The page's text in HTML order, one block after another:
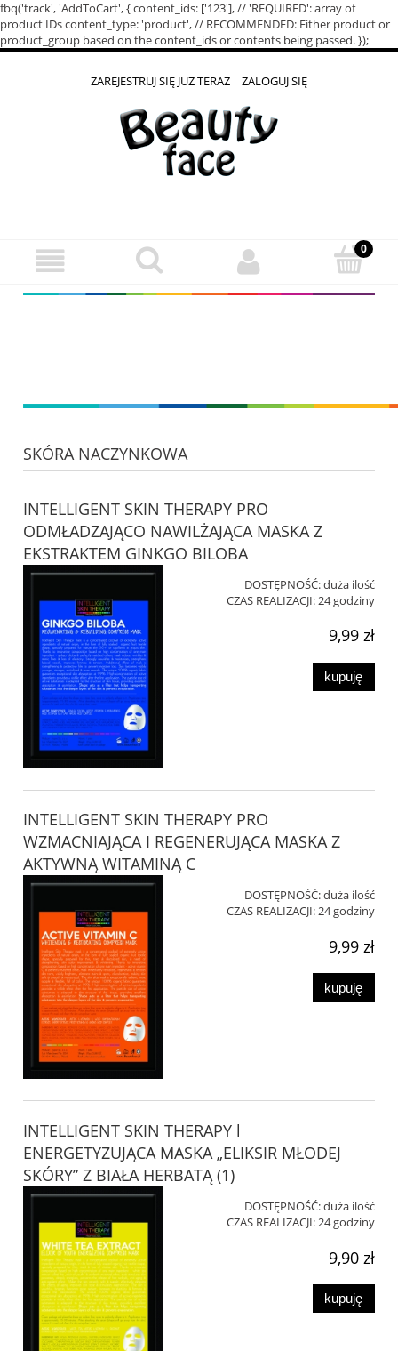
fbq('track', 'AddToCart', { content_ids: ['123'], // 'REQUIRED': array of
product IDs content_type: 'product', // RECOMMENDED: Either product or
product_group based on the content_ids or contents being passed. });
ZAREJESTRUJ SIĘ JUŻ TERAZ ZALOGUJ SIĘ
SKÓRA NACZYNKOWA
INTELLIGENT SKIN THERAPY PRO
ODMŁADZAJĄCO NAWILŻAJĄCA MASKA Z
EKSTRAKTEM GINKGO BILOBA
DOSTĘPNOŚĆ:duża ilość
CZAS REALIZACJI:24 godziny
9,99 zł
kupuję
INTELLIGENT SKIN THERAPY PRO
WZMACNIAJĄCA I REGENERUJĄCA MASKA Z
AKTYWNĄ WITAMINĄ C
DOSTĘPNOŚĆ:duża ilość
CZAS REALIZACJI:24 godziny
9,99 zł
kupuję
INTELLIGENT SKIN THERAPY l
ENERGETYZUJĄCA MASKA „ELIKSIR MŁODEJ
SKÓRY” Z BIAŁA HERBATĄ (1)
DOSTĘPNOŚĆ:duża ilość
CZAS REALIZACJI:24 godziny
9,90 zł
kupuję